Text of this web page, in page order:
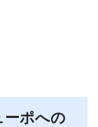
ーポへの